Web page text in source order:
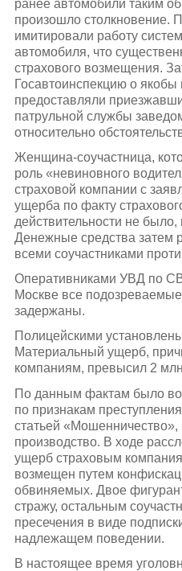
ранее автомобили таким
произошло столкновение.
имитировали работу
автомобиля, что
страхового возмещения.
Госавтоинспекцию о
предоставляли
патрульной службы
относительно
Женщина-соучастница,
роль «невиновного
страховой компании с
ущерба по факту
действительности не
Денежные средства затем
всеми соучастниками
Оперативниками УВД по
Москве все
задержаны.
Полицейскими
Материальный ущерб,
компаниям, превысил 2
По данным фактам было
по признакам
статьей
производство. В ходе
ущерб страховым
возмещен путем
обвиняемых. Двое
стражу, остальным
пресечения в виде
надлежащем поведении.
В настоящее время